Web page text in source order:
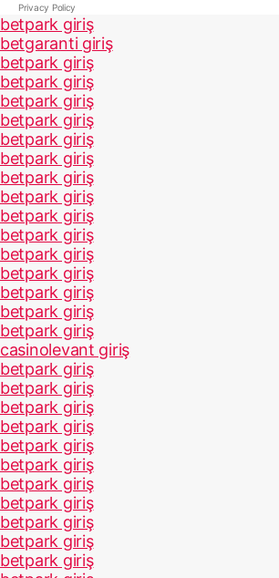
Privacy Policy
betpark giriş
betgaranti giriş
betpark giriş
betpark giriş
betpark giriş
betpark giriş
betpark giriş
betpark giriş
betpark giriş
betpark giriş
betpark giriş
betpark giriş
betpark giriş
betpark giriş
betpark giriş
betpark giriş
betpark giriş
casinolevant giriş
betpark giriş
betpark giriş
betpark giriş
betpark giriş
betpark giriş
betpark giriş
betpark giriş
betpark giriş
betpark giriş
betpark giriş
betpark giriş